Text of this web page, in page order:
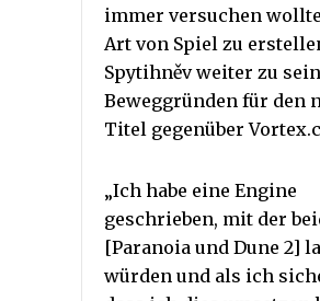
immer versuchen
Art von Spiel zu
Spytihněv weiter zu
Beweggründen für den
Titel gegenüber
„Ich habe eine Engine
geschrieben, mit der
[Paranoia und Dune 2]
würden und als ich